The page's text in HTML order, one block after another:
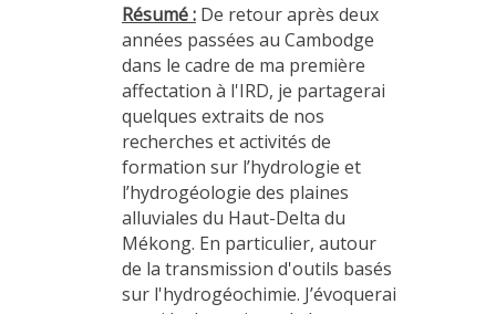
Résumé : De retour après deux
années passées au Cambodge
dans le cadre de ma première
affectation à l'IRD, je partagerai
quelques extraits de nos
recherches et activités de
formation sur l’hydrologie et
l’hydrogéologie des plaines
alluviales du Haut-Delta du
Mékong. En particulier, autour
de la transmission d'outils basés
sur l'hydrogéochimie. J’évoquerai